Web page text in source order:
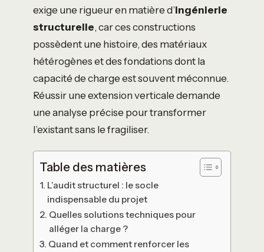
exige une rigueur en matière d’ingénierie
structurelle, car ces constructions
possèdent une histoire, des matériaux
hétérogènes et des fondations dont la
capacité de charge est souvent méconnue.
Réussir une extension verticale demande
une analyse précise pour transformer
l’existant sans le fragiliser.
Table des matières
L’audit structurel : le socle
indispensable du projet
Quelles solutions techniques pour
alléger la charge ?
Quand et comment renforcer les